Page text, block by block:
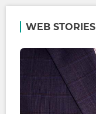
WEB STORIES